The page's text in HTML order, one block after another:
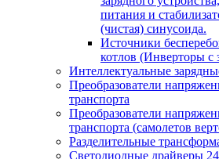
питания и
(чистая) синусоида.
Источники
котлов (Инверторы с
Интеллектуальные
Преобразователи
транспорта
Преобразователи
транспорта (самолетов
Разделительные
Светодиодные драйверы